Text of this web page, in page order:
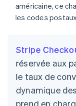
américaine, ce
les codes
Stripe
réservée aux
le taux de
dynamique
prend en